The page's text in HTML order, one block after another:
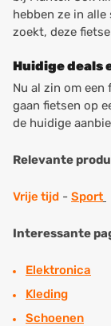
hebben ze in
zoekt, deze
Huidige deals
Nu al zin om
gaan fietsen op
de huidige
Relevante
Vrije tijd - Sport
Interessante
Elektronica
Kleding
Schoenen